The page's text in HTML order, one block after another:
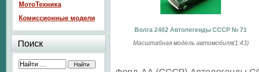
Волга 2402 Автолегенды СССР № 71
Масштабная модель автомобиля(1:43)
МотоТехника
Комиссионные модели
Поиск